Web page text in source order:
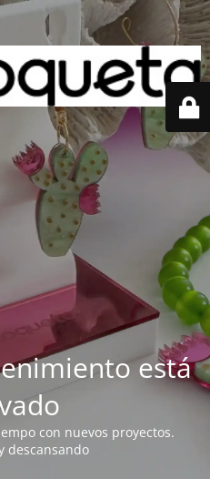
está
con nuevos proyectos.
descansando